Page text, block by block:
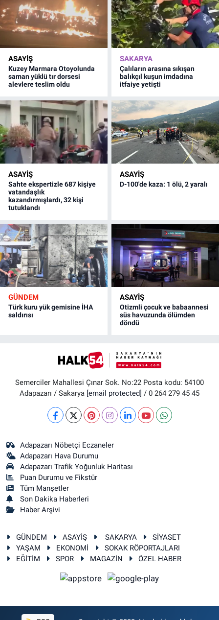
ASAYİŞ
Kuzey Marmara Otoyolunda
saman yüklü tır dorsesi
alevlere teslim oldu
SAKARYA
Çalıların arasına sıkışan
balıkçıl kuşun imdadına
itfaiye yetişti
ASAYİŞ
Sahte ekspertizle 687 kişiye
vatandaşlık
kazandırmışlardı, 32 kişi
tutuklandı
ASAYİŞ
D-100'de kaza: 1 ölü, 2 yaralı
GÜNDEM
Türk kuru yük gemisine İHA
saldırısı
ASAYİŞ
Otizmli çocuk ve babaannesi
süs havuzunda ölümden
döndü
Semerciler Mahallesi Çınar Sok. No:22 Posta kodu: 54100
Adapazarı / Sakarya [email protected] / 0 264 279 45 45
Adapazarı Nöbetçi Eczaneler
Adapazarı Hava Durumu
Adapazarı Trafik Yoğunluk Haritası
Puan Durumu ve Fikstür
Tüm Manşetler
Son Dakika Haberleri
Haber Arşivi
GÜNDEM ASAYİŞ SAKARYA
SİYASET
YAŞAM
EKONOMİ
SOKAK RÖPORTAJLARI
EĞİTİM
SPOR MAGAZİN ÖZEL HABER